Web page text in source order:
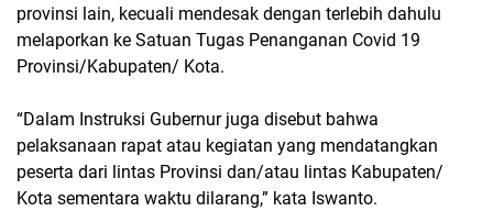
provinsi lain, kecuali mendesak dengan terlebih dahulu
melaporkan ke Satuan Tugas Penanganan Covid 19
Provinsi/Kabupaten/ Kota.
“Dalam Instruksi Gubernur juga disebut bahwa
pelaksanaan rapat atau kegiatan yang mendatangkan
peserta dari lintas Provinsi dan/atau lintas Kabupaten/
Kota sementara waktu dilarang,” kata Iswanto.